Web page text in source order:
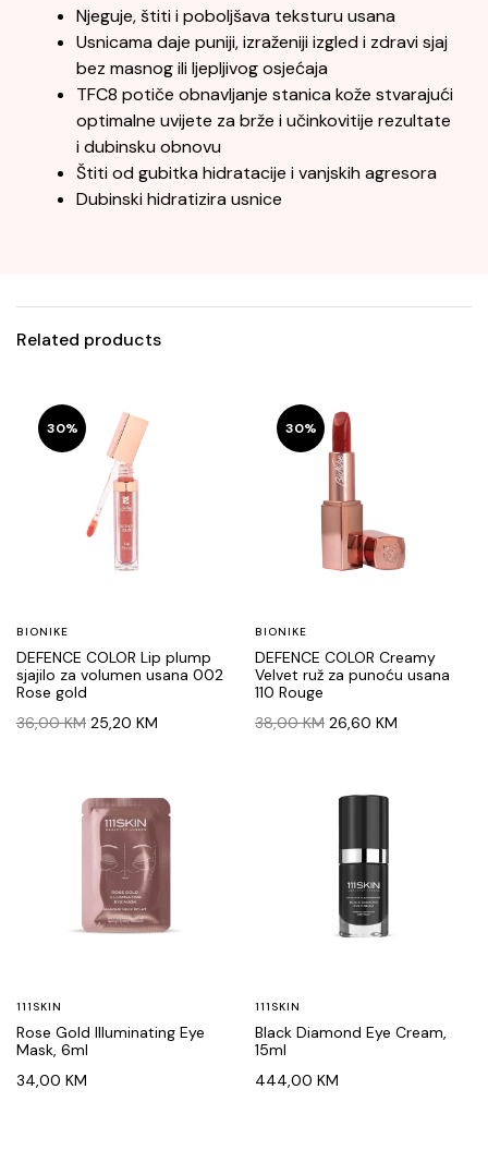
Njeguje, štiti i poboljšava teksturu usana
Usnicama daje puniji, izraženiji izgled i zdravi sjaj
bez masnog ili ljepljivog osjećaja
TFC8 potiče obnavljanje stanica kože stvarajući
optimalne uvijete za brže i učinkovitije rezultate
i dubinsku obnovu
Štiti od gubitka hidratacije i vanjskih agresora
Dubinski hidratizira usnice
Related products
30%
BIONIKE
DEFENCE COLOR Lip plump
sjajilo za volumen usana 002
Rose gold
36,00KM Original
25,20 KM
30%
BIONIKE
DEFENCE COLOR Creamy
Velvet ruž za punoću usana
110 Rouge
38,00KM Original
26,60 KM
111SKIN
Rose Gold Illuminating Eye
Mask, 6ml
34,00 KM
111SKIN
Black Diamond Eye Cream,
15ml
444,00 KM